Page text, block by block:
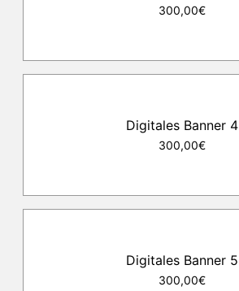
300,00€
Digitales Banner 4
300,00€
Digitales Banner 5
300,00€